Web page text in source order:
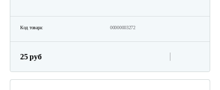
Код товара: 00000003272
25 руб